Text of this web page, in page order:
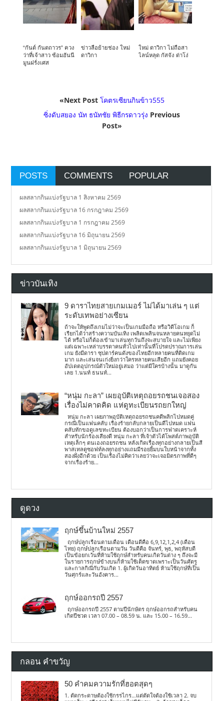
“กันต์ กันตถาวร” ควง
ว่าที่เจ้าสาว ซ้อมฮันนี
มูนฝรั่งเศส
ข่าวลือย้ายช่อง ใหม่
ดาวิกา
ใหม่ ดาวิกา ไม่ถือสา
ไลน์หลุด กัสจัง ด่าโง่
«Next Post โคตรเซียนกินข้าว555
ซิ่งดับสยอง นัท ธนัทชัย พิธีกรดาวรุ่ง Previous
Post»
POSTS COMMENTS POPULAR
ผลสลากกินแบ่งรัฐบาล 1 สิงหาคม 2569
ผลสลากกินแบ่งรัฐบาล 16 กรกฎาคม 2569
ผลสลากกินแบ่งรัฐบาล 1 กรกฎาคม 2569
ผลสลากกินแบ่งรัฐบาล 16 มิถุนายน 2569
ผลสลากกินแบ่งรัฐบาล 1 มิถุนายน 2569
ข่าวบันเทิง
9 ดาราไทยสายเกมเมอร์ ไม่ได้มาเล่น ๆ แต่
ระดับเทพอย่างเซียน
ถ้าจะให้พูดถึงเกมไม่ว่าจะเป็นเกมมือถือ หรือวิดีโอเกม ก็
เรียกได้ว่าสร้างความบันเทิง เพลิดเพลินจนหลายคนหยุดไม่
ได้ หรือไม่ก็ต้องเข้ามาเล่นทุกวันถึงจะสบายใจ และไม่เพียง
แต่เฉพาะเหล่าบรรดาคนทั่วไปเท่านั้นที่โปรดปราณการเล่น
เกม ยังมีดารา ซุปตาร์คนดังของไทยอีกหลายคนที่ติดเกม
มาก และเล่นจนเก่งยิ่งกว่าใครหลายคนเสียอีก แถมยังคอย
อัปเดตอุปกรณ์ตัวใหม่อยู่เสมอ ว่าแต่มีใครบ้างนั้น มาดูกัน
เลย 1.นนท์ ธนนท์...
“หนุ่ม กะลา” เผยอุบัติเหตุถอยรถชนเจอสอง
เรื่องไม่คาดคิด แห่ดูทะเบียนรถยกใหญ่
หนุ่ม กะลา เผยภาพอุบัติเหตุถอยรถชนคดีพลิกไปหมดคู่
กรณีเป็นแฟนคลับ เรื่องร้ายกลับกลายเป็นดีไปหมด แฟน
คลับทักขอดูเลขทะเบียน ต้องบอกว่าเป็นการฟาดเคราะห์
สำหรับนักร้องเสียงดี หนุ่ม กะลา ที่เจ้าตัวได้โพสต์ภาพอุบัติ
เหตุเล็กๆ ตนเองถอยรถชน หลังเกิดเรื่องทุกอย่างกลายเป็นสี
พาสเทลดูซอฟท์ลงทุกอย่างแถมมีรอยยิ้มบนใบหน้าจากทั้ง
สองฝั่งอีกด้วย เป็นเรื่องไม่คิดว่าเลยว่าจะเจอมิตรภาพที่ดีๆ
จากเรื่องร้าย...
ดูดวง
ฤกษ์ขึ้นบ้านใหม่ 2557
ฤกษ์ปลูกเรือนตามเดือน เดือนดีคือ 6,9,12,1,2,4 (เดือน
ไทย) ฤกษ์ปลูกเรือนตามวัน วันดีคือ จันทร์, พุธ, พฤหัสบดี
เป็นข้อยกเว้นที่ห้ามใช้ฤกษ์สำหรับคนเกิดวันต่าง ๆ ถึงจะมี
ในรายการฤกษ์ข้างบนก็ห้ามใช้เด็ดขาดเพราะเป็นวันศัตรู
และกาลกิณีกับวันเกิด 1. ผู้เกิดวันอาทิตย์ ห้ามใช้ฤกษ์ที่เป็น
วันศุกร์และวันอังคาร...
ฤกษ์ออกรถปี 2557
ฤกษ์ออกรถปี 2557 ตามปีนักษัตร ฤกษ์ออกรถสำหรับคน
เกิดปีชวด เวลา 07.00 – 08.59 น. และ 15.00 – 16.59...
กลอน คำขวัญ
50 คำคมความรักที่ฮอตสุดๆ
1. ตัดกระดาษต้องใช้กรรไกร…แต่ตัดใจต้องใช้เวลา 2. จบ